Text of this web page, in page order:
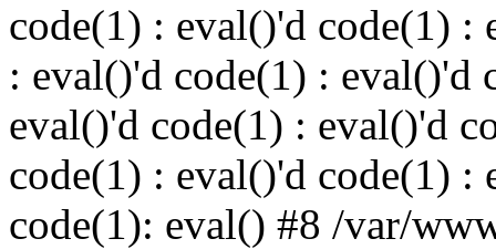
code(1) : eval()'d code(1) :
: eval()'d code(1) : eval()'d
eval()'d code(1) : eval()'d
code(1) : eval()'d code(1) :
code(1): eval() #8 /var/